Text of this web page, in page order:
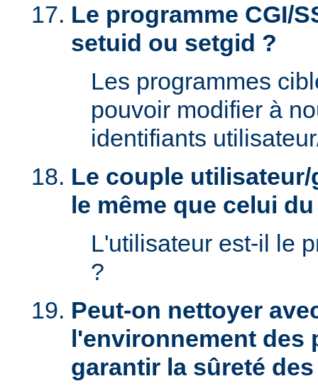
Le programme CGI/
setuid ou setgid ?
Les programmes
pouvoir modifier à
identifiants
Le couple
le même que celui
L'utilisateur est-il le
?
Peut-on nettoyer
l'environnement des
garantir la sûreté